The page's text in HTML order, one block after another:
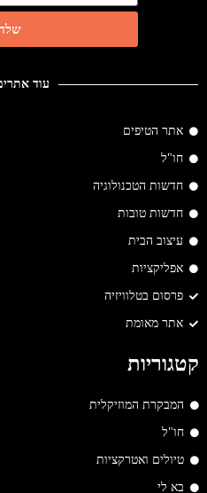
קטגוריות
המבקרת המוזיקלית
חו"ל
טיולים ואטרקציות
בא לי
עוד
אתר הטיפים
חו"ל
חדשות הטכנולוגיה
חדשות טובות
עיצוב הבית
אפליקציות
פרסום בטלוויזיה
אתר מאומת